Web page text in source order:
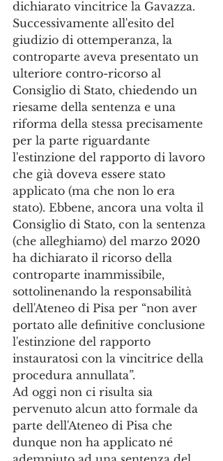
dichiarato vincitrice la Gavazza.
Successivamente all'esito del
giudizio di ottemperanza, la
controparte aveva presentato un
ulteriore contro-ricorso al
Consiglio di Stato, chiedendo un
riesame della sentenza e una
riforma della stessa precisamente
per la parte riguardante
l'estinzione del rapporto di lavoro
che già doveva essere stato
applicato (ma che non lo era
stato). Ebbene, ancora una volta il
Consiglio di Stato, con la sentenza
(che alleghiamo) del marzo 2020
ha dichiarato il ricorso della
controparte inammissibile,
sottolinenando la responsabilità
dell'Ateneo di Pisa per “non aver
portato alle definitive conclusione
l'estinzione del rapporto
instauratosi con la vincitrice della
procedura annullata”.
Ad oggi non ci risulta sia
pervenuto alcun atto formale da
parte dell'Ateneo di Pisa che
dunque non ha applicato né